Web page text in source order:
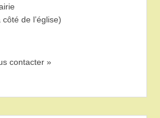
de l’église)
contacter »